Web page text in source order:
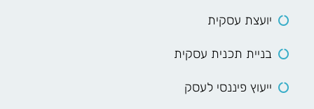
יועצת עסקית
בניית תכנית עסקית
ייעוץ פיננסי לעסק